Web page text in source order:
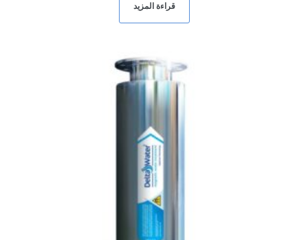
قراءة المزيد